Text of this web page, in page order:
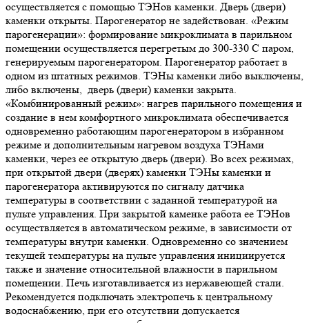
осуществляется с помощью ТЭНов каменки. Дверь (двери)
каменки открыты. Парогенератор не задействован. «Режим
парогенерации»: формирование микроклимата в парильном
помещении осуществляется перегретым до 300-330 С паром,
генерируемым парогенератором. Парогенератор работает в
одном из штатных режимов. ТЭНы каменки либо выключены,
либо включены, дверь (двери) каменки закрыта.
«Комбинированный режим»: нагрев парильного помещения и
создание в нем комфортного микроклимата обеспечивается
одновременно работающим парогенератором в избранном
режиме и дополнительным нагревом воздуха ТЭНами
каменки, через ее открытую дверь (двери). Во всех режимах,
при открытой двери (дверях) каменки ТЭНы каменки и
парогенератора активируются по сигналу датчика
температуры в соответствии с заданной температурой на
пульте управления. При закрытой каменке работа ее ТЭНов
осуществляется в автоматическом режиме, в зависимости от
температуры внутри каменки. Одновременно со значением
текущей температуры на пульте управления инициируется
также и значение относительной влажности в парильном
помещении. Печь изготавливается из нержавеющей стали.
Рекомендуется подключать электропечь к центральному
водоснабжению, при его отсутствии допускается